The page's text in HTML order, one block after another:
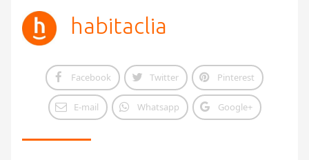
habitaclia
Facebook Twitter Pinterest
E-mail Whatsapp Google+